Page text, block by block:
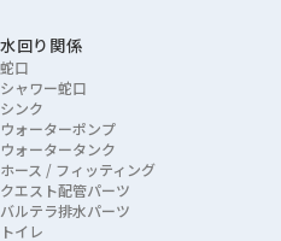
水回り関係
蛇口
シャワー蛇口
シンク
ウォーターポンプ
ウォータータンク
ホース / フィッティング
クエスト配管パーツ
バルテラ排水パーツ
トイレ